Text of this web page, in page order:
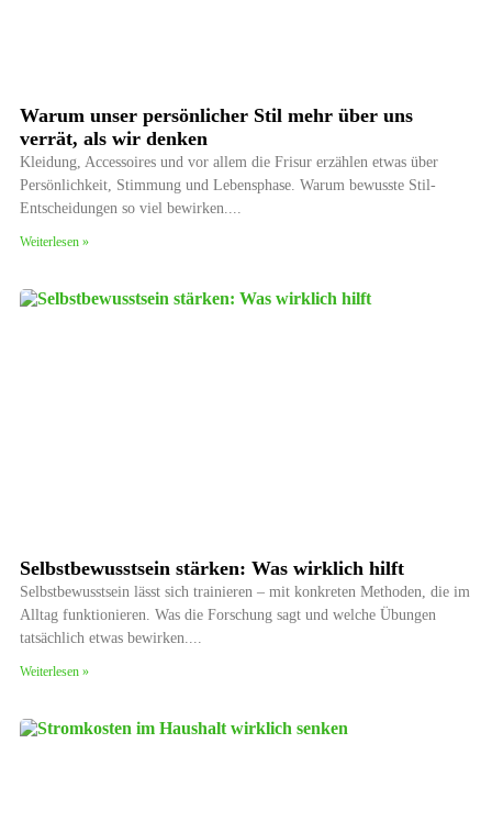
Warum unser persönlicher Stil mehr über uns
verrät, als wir denken
Kleidung, Accessoires und vor allem die Frisur erzählen etwas über
Persönlichkeit, Stimmung und Lebensphase. Warum bewusste Stil-
Entscheidungen so viel bewirken.
Weiterlesen »
Selbstbewusstsein stärken: Was wirklich hilft
Selbstbewusstsein lässt sich trainieren – mit konkreten Methoden, die im
Alltag funktionieren. Was die Forschung sagt und welche Übungen
tatsächlich etwas bewirken.
Weiterlesen »